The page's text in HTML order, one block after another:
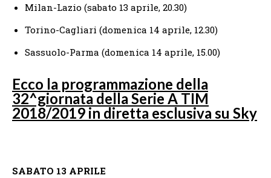
Milan-Lazio (sabato 13 aprile, 20.30)
Torino-Cagliari (domenica 14 aprile, 12.30)
Sassuolo-Parma (domenica 14 aprile, 15.00)
Ecco la programmazione della
32^giornata della Serie A TIM
2018/2019 in diretta esclusiva su Sky
SABATO 13 APRILE